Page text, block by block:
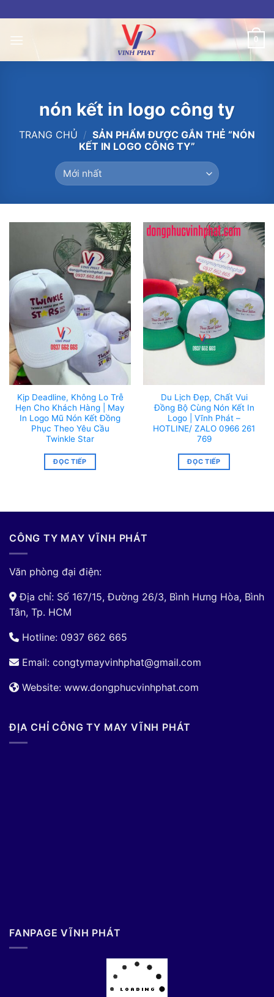
to
content
0
nón kết in logo công ty
TRANG CHỦ / SẢN PHẨM ĐƯỢC GẮN THẺ “NÓN
KẾT IN LOGO CÔNG TY”
Kịp Deadline, Không Lo Trễ
Hẹn Cho Khách Hàng | May
In Logo Mũ Nón Kết Đồng
Phục Theo Yêu Cầu
Twinkle Star
ĐỌC TIẾP
Du Lịch Đẹp, Chất Vui
Đồng Bộ Cùng Nón Kết In
Logo | Vĩnh Phát –
HOTLINE/ ZALO 0966 261
769
ĐỌC TIẾP
CÔNG TY MAY VĨNH PHÁT
Văn phòng đại điện:
Địa chỉ: Số 167/15, Đường 26/3, Bình Hưng Hòa, Bình
Tân, Tp. HCM
Hotline: 0937 662 665
Email: congtymayvinhphat@gmail.com
Website: www.dongphucvinhphat.com
ĐỊA CHỈ CÔNG TY MAY VĨNH PHÁT
FANPAGE VĨNH PHÁT